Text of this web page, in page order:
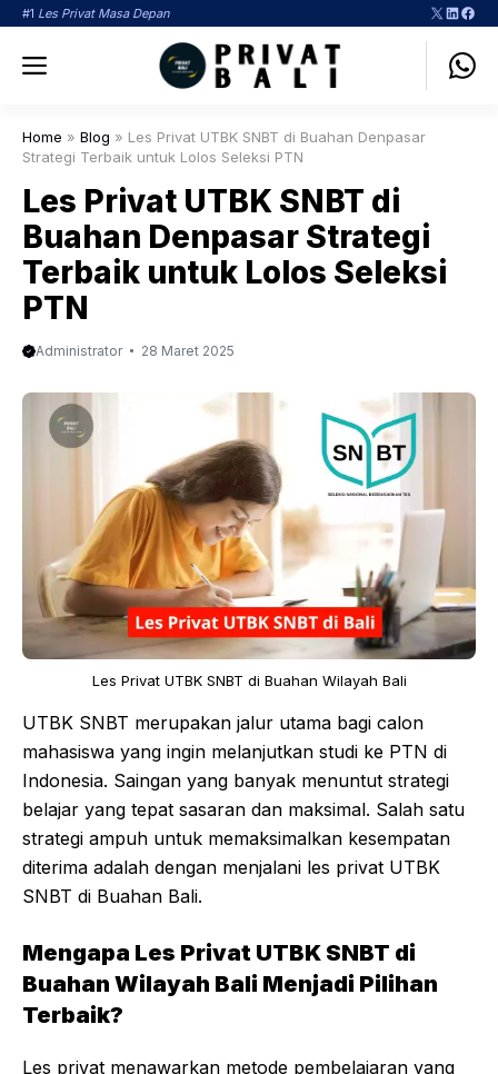
Langsung
#1 Les Privat Masa Depan X
Menu
Home » Blog » Les Privat UTBK SNBT di Buahan Denpasar
Strategi Terbaik untuk Lolos Seleksi PTN
Les Privat UTBK SNBT di
Buahan Denpasar Strategi
Terbaik untuk Lolos Seleksi
PTN
Administrator 28 Maret 2025
Les Privat UTBK SNBT di Buahan Wilayah Bali
UTBK SNBT merupakan jalur utama bagi calon
mahasiswa yang ingin melanjutkan studi ke PTN di
Indonesia. Saingan yang banyak menuntut strategi
belajar yang tepat sasaran dan maksimal. Salah satu
strategi ampuh untuk memaksimalkan kesempatan
diterima adalah dengan menjalani les privat UTBK
SNBT di Buahan Bali.
Mengapa Les Privat UTBK SNBT di
Buahan Wilayah Bali Menjadi Pilihan
Terbaik?
Les privat menawarkan metode pembelajaran yang